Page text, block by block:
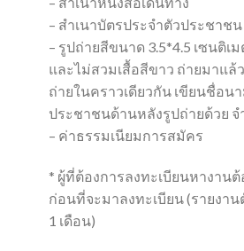
– สำเนาบัตรประจำตัวประชาชน
– รูปถ่ายสีขนาด 3.5*4.5 เซนติเ
และไม่สวมเสื้อสีขาว ถ่ายมาแล้
ถ่ายในคราวเดียวกัน เขียนชื่อน
ประชาชนด้านหลังรูปถ่ายด้วย จ
– ค่าธรรมเนียมการสมัคร
* ผู้ที่ต้องการลงทะเบียนหางาน
ก่อนที่จะมาลงทะเบียน (รายงา
1 เดือน)